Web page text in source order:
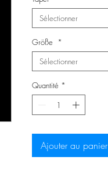
Sélectionner
Größe *
Sélectionner
Quantité *
Ajouter au panier